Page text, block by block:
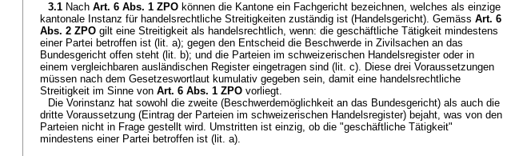
3.1 Nach Art. 6 Abs. 1 ZPO können die Kantone ein Fachgericht bezeichnen, welches als einzige
kantonale Instanz für handelsrechtliche Streitigkeiten zuständig ist (Handelsgericht). Gemäss Art. 6
Abs. 2 ZPO gilt eine Streitigkeit als handelsrechtlich, wenn: die geschäftliche Tätigkeit mindestens
einer Partei betroffen ist (lit. a); gegen den Entscheid die Beschwerde in Zivilsachen an das
Bundesgericht offen steht (lit. b); und die Parteien im schweizerischen Handelsregister oder in
einem vergleichbaren ausländischen Register eingetragen sind (lit. c). Diese drei Voraussetzungen
müssen nach dem Gesetzeswortlaut kumulativ gegeben sein, damit eine handelsrechtliche
Streitigkeit im Sinne von Art. 6 Abs. 1 ZPO vorliegt.
Die Vorinstanz hat sowohl die zweite (Beschwerdemöglichkeit an das Bundesgericht) als auch die
dritte Voraussetzung (Eintrag der Parteien im schweizerischen Handelsregister) bejaht, was von den
Parteien nicht in Frage gestellt wird. Umstritten ist einzig, ob die "geschäftliche Tätigkeit"
mindestens einer Partei betroffen ist (lit. a).